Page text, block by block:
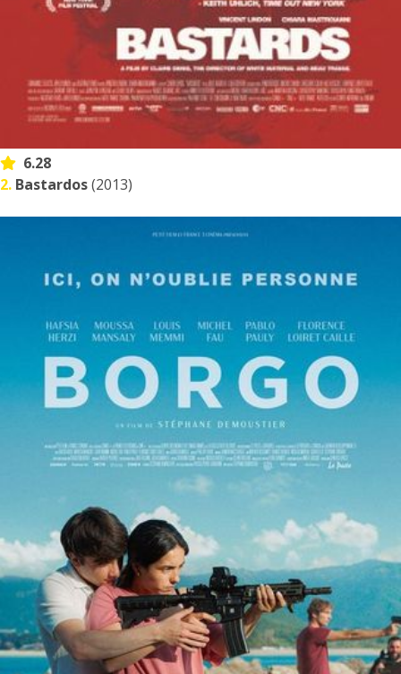
6.28
2. Bastardos(2013)